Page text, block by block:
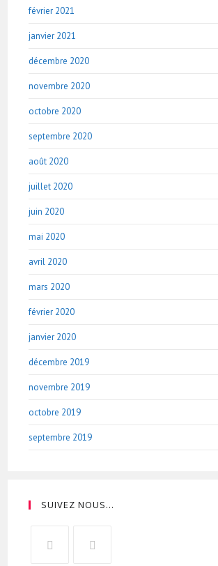
février 2021
janvier 2021
décembre 2020
novembre 2020
octobre 2020
septembre 2020
août 2020
juillet 2020
juin 2020
mai 2020
avril 2020
mars 2020
février 2020
janvier 2020
décembre 2019
novembre 2019
octobre 2019
septembre 2019
SUIVEZ NOUS…